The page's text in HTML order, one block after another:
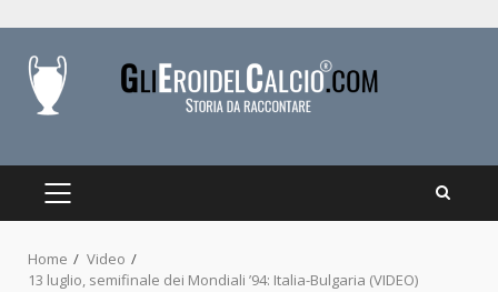
content
PRIMARY
Home
Video
13 luglio, semifinale dei Mondiali ’94: Italia-Bulgaria (VIDEO)